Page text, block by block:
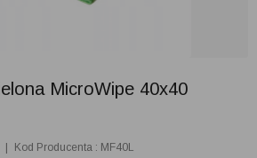
MicroWipe 40x40
Kod Producenta : MF40L